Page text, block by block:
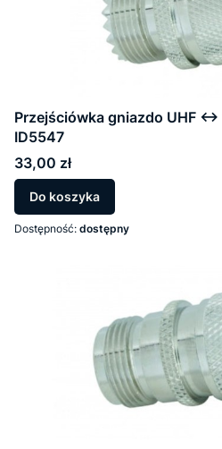
Przejściówka gniazdo UHF <-
ID5547
Cena
33,00 zł
Do koszyka
Dostępność: dostępny